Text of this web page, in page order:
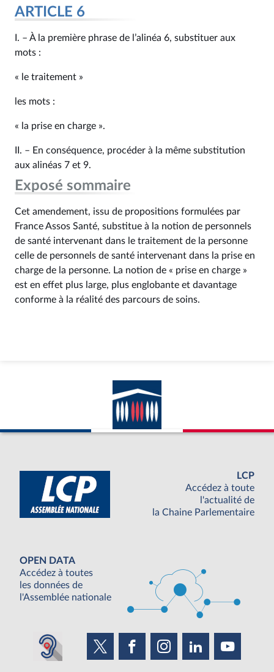
ARTICLE 6
I. – À la première phrase de l’alinéa 6, substituer aux
mots :
« le traitement »
les mots :
« la prise en charge ».
II. – En conséquence, procéder à la même substitution
aux alinéas 7 et 9.
Exposé sommaire
Cet amendement, issu de propositions formulées par
France Assos Santé, substitue à la notion de personnels
de santé intervenant dans le traitement de la personne
celle de personnels de santé intervenant dans la prise en
charge de la personne. La notion de « prise en charge »
est en effet plus large, plus englobante et davantage
conforme à la réalité des parcours de soins.
LCP
Accédez à toute
l'actualité de
la Chaine Parlementaire
OPEN DATA
Accédez à toutes
les données de
l'Assemblée nationale